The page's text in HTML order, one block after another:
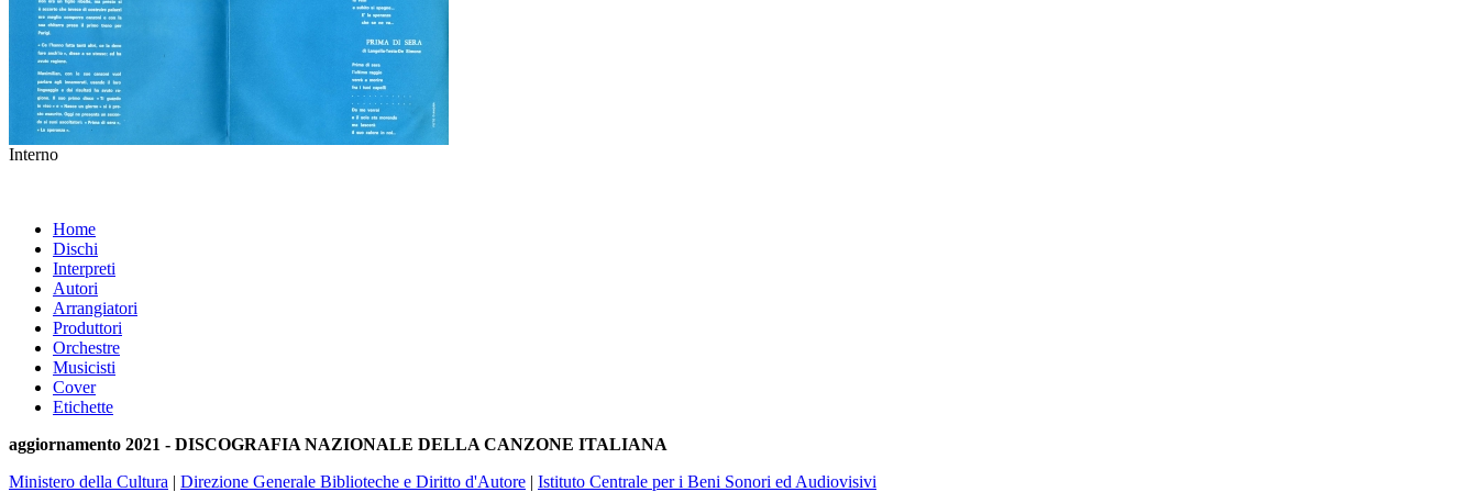
Interno
Home
Dischi
Interpreti
Autori
Arrangiatori
Produttori
Orchestre
Musicisti
Cover
Etichette
aggiornamento 2021 - DISCOGRAFIA NAZIONALE DELLA CANZONE ITALIANA
Ministero della Cultura | Direzione Generale Biblioteche e Diritto d'Autore | Istituto Centrale per i Beni Sonori ed Audiovisivi